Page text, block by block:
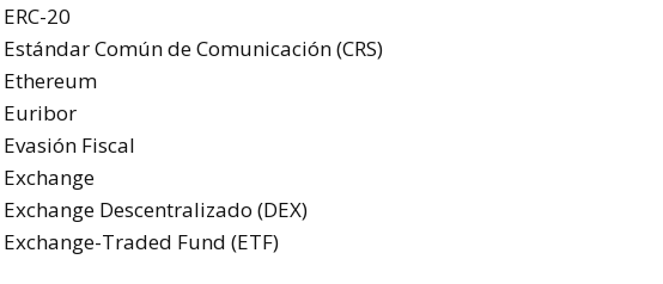
ERC-20
Estándar Común de Comunicación (CRS)
Ethereum
Euribor
Evasión Fiscal
Exchange
Exchange Descentralizado (DEX)
Exchange-Traded Fund (ETF)